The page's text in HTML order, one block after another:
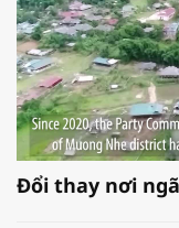
Đổi thay nơi